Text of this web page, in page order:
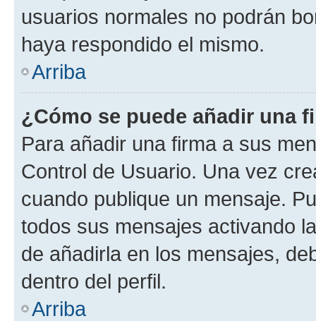
usuarios normales no podrán
haya respondido el mismo.
Arriba
¿Cómo se puede añadir una
Para añadir una firma a sus
Control de Usuario. Una vez
cuando publique un mensaje.
todos sus mensajes activando
de añadirla en los mensajes,
dentro del perfil.
Arriba